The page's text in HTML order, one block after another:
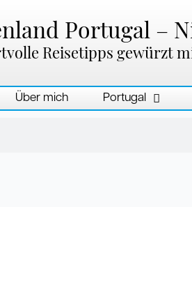
Portugal –
Reisetipps gewürzt
Über mich Portugal